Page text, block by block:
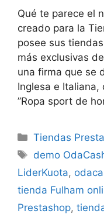
Qué te parece el
creado para la
posee sus
más exclusivas
una firma que se
Inglesa e
”Ropa sport de
Categorías
Tiendas
Etiquetas
demo
LiderKuota,
tienda Fulham
Prestashop,